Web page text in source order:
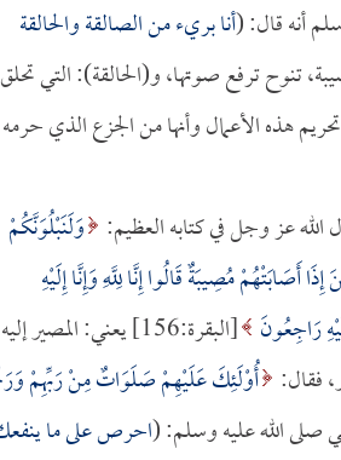
أنه قال: (أنا بريء من الصالقة والحالقة
تنوح ترفع صوتها، و(الحالقة): التي تحلق
هذه الأعمال وأنها من الجزع الذي حرمه
الله عز وجل في كتابه العظيم: وَلَنَبْلُوَنَّكُمْ
إِذَا أَصَابَتْهُمْ مُصِيبَةٌ قَالُوا إِنَّا لِلَّهِ وَإِنَّا إِلَيْهِ
رَاجِعُونَ
[البقرة:156] يعني: المصير إليه
فقال: أُوْلَئِكَ عَلَيْهِمْ صَلَوَاتٌ مِنْ رَبِّهِمْ
احرص على ما